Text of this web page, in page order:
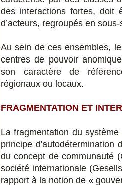
des interactions fortes, doit
d’acteurs, regroupés en
Au sein de ces ensembles,
centres de pouvoir
son caractère de
régionaux ou locaux.
FRAGMENTATION ET
La fragmentation du
principe d'autodétermination
du concept de communauté
société internationale
rapport à la notion de «